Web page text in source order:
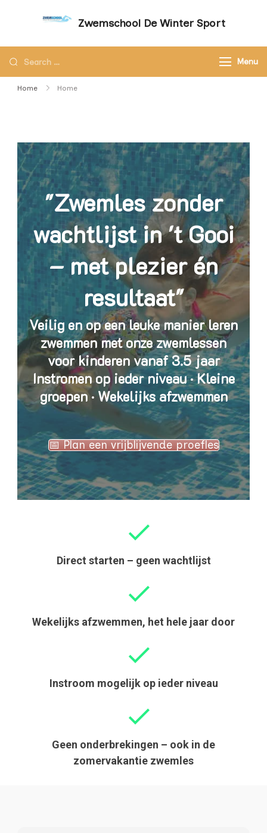
Zwemschool De Winter Sport
aandacht – Zwemschool De Winter Sport
Menu
Home Home
"Zwemles zonder
wachtlijst in 't Gooi
– met plezier én
resultaat"
Veilig en op een leuke manier leren
zwemmen met onze zwemlessen
voor kinderen vanaf 3.5 jaar
Instromen op ieder niveau · Kleine
groepen · Wekelijks afzwemmen
📅 Plan een vrijblijvende proefles
Direct starten – geen wachtlijst
Wekelijks afzwemmen, het hele jaar door
Instroom mogelijk op ieder niveau
Geen onderbrekingen – ook in de
zomervakantie zwemles